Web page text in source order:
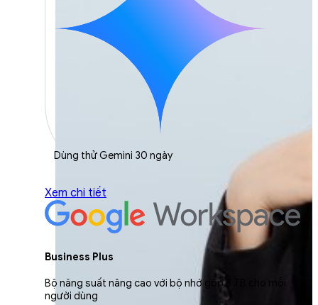
Dùng thử Gemini 30 ngày
Xem chi tiết
Business Plus
Bộ năng suất nâng cao với bộ nhớ gộp 5 TB cho mỗi
người dùng